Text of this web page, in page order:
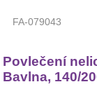
FA-079043
Povlečení
Bavlna, 140/